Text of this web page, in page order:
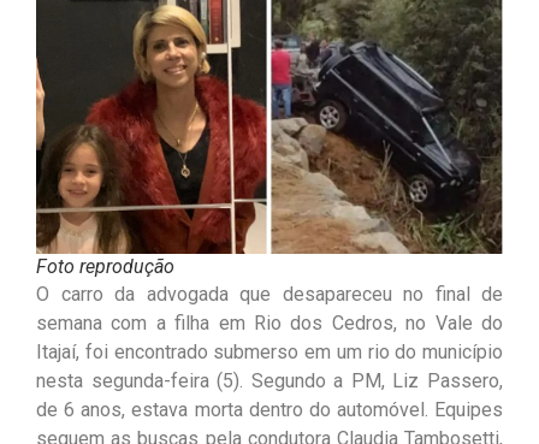
Foto reprodução
O carro da advogada que desapareceu no final de
semana com a filha em Rio dos Cedros, no Vale do
Itajaí, foi encontrado submerso em um rio do município
nesta segunda-feira (5). Segundo a PM, Liz Passero,
de 6 anos, estava morta dentro do automóvel. Equipes
seguem as buscas pela condutora Claudia Tambosetti,